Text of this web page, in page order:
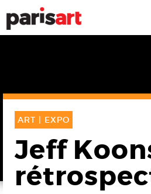
ART | EXPO
Jeff